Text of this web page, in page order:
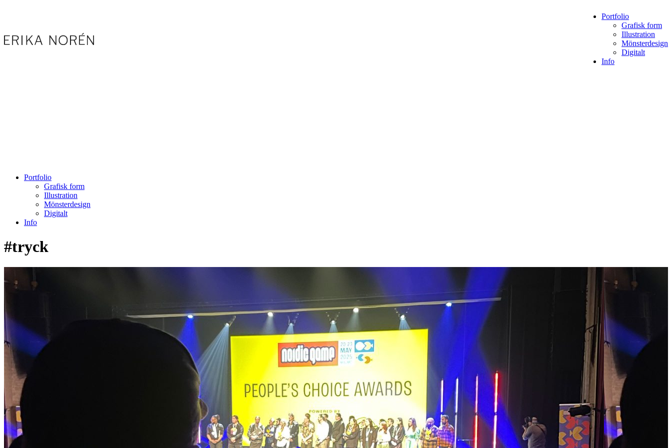
Portfolio
Grafisk form
Illustration
Mönsterdesign
Digitalt
Info
Portfolio
Grafisk form
Illustration
Mönsterdesign
Digitalt
Info
#tryck